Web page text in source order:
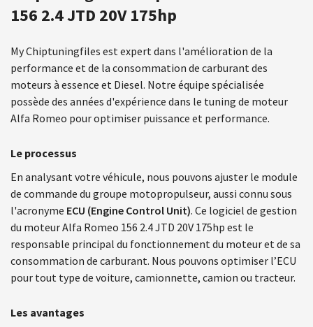
156 2.4 JTD 20V 175hp
My Chiptuningfiles est expert dans l'amélioration de la
performance et de la consommation de carburant des
moteurs à essence et Diesel. Notre équipe spécialisée
possède des années d'expérience dans le tuning de moteur
Alfa Romeo pour optimiser puissance et performance.
Le processus
En analysant votre véhicule, nous pouvons ajuster le module
de commande du groupe motopropulseur, aussi connu sous
l'acronyme ECU (Engine Control Unit). Ce logiciel de gestion
du moteur Alfa Romeo 156 2.4 JTD 20V 175hp est le
responsable principal du fonctionnement du moteur et de sa
consommation de carburant. Nous pouvons optimiser l’ECU
pour tout type de voiture, camionnette, camion ou tracteur.
Les avantages